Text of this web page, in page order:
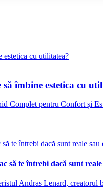
îmbine estetica cu
Complet pentru Confort și
să te întrebi dacă sunt